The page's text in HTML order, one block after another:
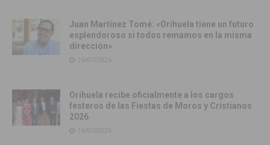
Juan Martínez Tomé: «Orihuela tiene un futuro
esplendoroso si todos remamos en la misma
dirección»
16/07/2026
Orihuela recibe oficialmente a los cargos
festeros de las Fiestas de Moros y Cristianos
2026
16/07/2026